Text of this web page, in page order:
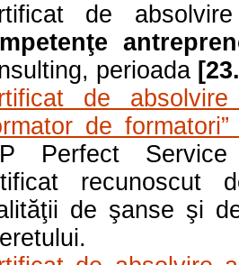
de
perioada
de
de
Perfect Service
recunoscut
de şanse şi